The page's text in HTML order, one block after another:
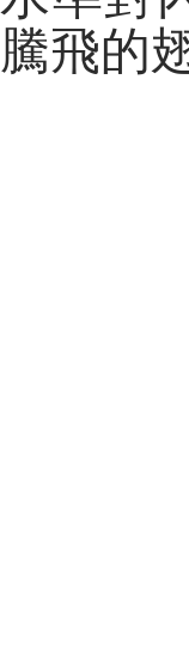
騰飛的